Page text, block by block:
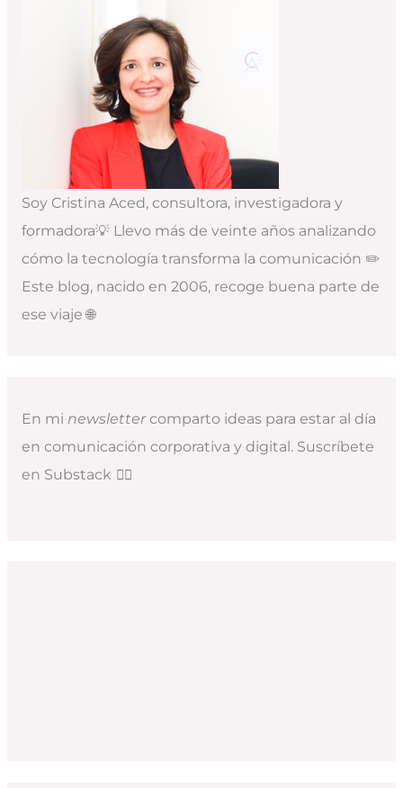
Soy Cristina Aced, consultora, investigadora y
formadora💡 Llevo más de veinte años analizando
cómo la tecnología transforma la comunicación ✏️
Este blog, nacido en 2006, recoge buena parte de
ese viaje 🌐
En mi newslettercomparto ideas para estar al día
en comunicación corporativa y digital. Suscríbete
en Substack 👇🏻